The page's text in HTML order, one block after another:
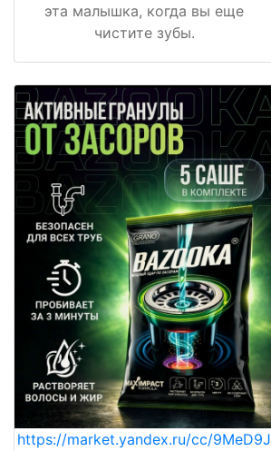
эта малышка, когда вы еще
чистите зубы.
https://market.yandex.ru/cc/9MeD9J